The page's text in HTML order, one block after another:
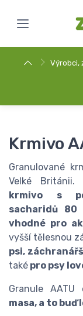
Výrobci,
Krmivo
Granulované
Velké
krmivo s
sacharidů
vhodné pro
vyšší tělesnou
psi,
také pro psy
Granule AATU
masa, a to buď